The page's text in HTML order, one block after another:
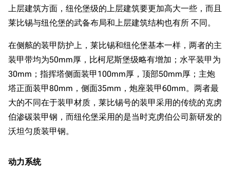
上层建筑方面，纽伦堡级的上层建筑要更加高大一些，而且
莱比锡与纽伦堡的武备布局和上层建筑结构也有所 不同。
在侧舷的装甲防护上，莱比锡和纽伦堡基本一样，两者的主
装甲带均为50mm厚，比柯尼斯堡级略有增加；水平装甲为
30mm；指挥塔侧面装甲100mm厚，顶部50mm厚；主炮
塔正面装甲80mm，侧面35mm，炮座装甲60mm。两者最
大的不同在于装甲材质，莱比锡号的装甲采用的传统的克虏
伯渗碳装甲钢，而纽伦堡采用的是当时克虏伯公司新研发的
沃坦匀质装甲钢。
动力系统